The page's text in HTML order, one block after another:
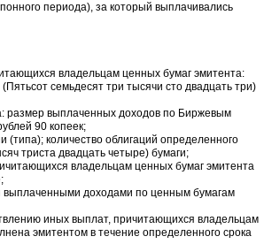
периода), за который выплачивались
владельцам ценных бумаг эмитента:
семьдесят три тысячи сто двадцать три)
размер выплаченных доходов по Биржевым
90 копеек;
(типа); количество облигаций определенного
триста двадцать четыре) бумаги;
владельцам ценных бумаг эмитента
выплаченными доходами по ценным бумагам
иных выплат, причитающихся владельцам
эмитентом в течение определенного срока